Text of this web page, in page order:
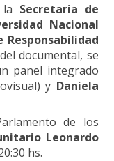
Secretaria de
Nacional
Responsabilidad
documental, se
panel integrado
y Daniela
de los
Leonardo
hs.